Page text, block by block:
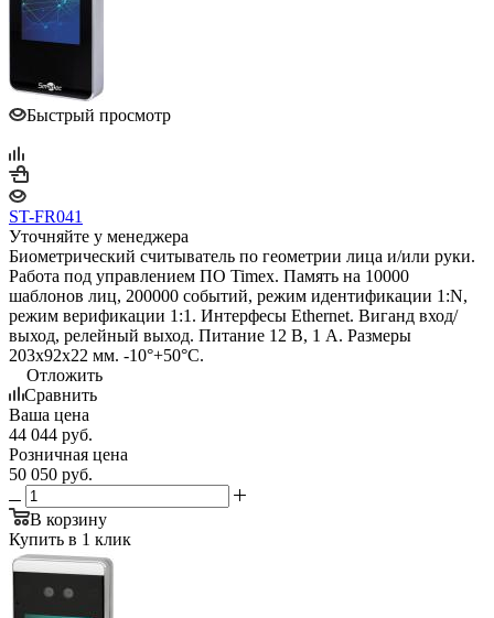
Быстрый просмотр
ST-FR041
Уточняйте у менеджера
Биометрический считыватель по геометрии лица и/или руки.
Работа под управлением ПО Timex. Память на 10000
шаблонов лиц, 200000 событий, режим идентификации 1:N,
режим верификации 1:1. Интерфесы Ethernet. Виганд вход/
выход, релейный выход. Питание 12 В, 1 А. Размеры
203х92х22 мм. -10°+50°С.
Отложить
Сравнить
Ваша цена
44 044 руб.
Розничная цена
50 050 руб.
В корзину
Купить в 1 клик